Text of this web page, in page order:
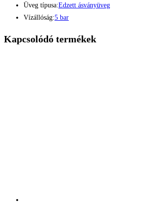
Üveg típusa:Edzett ásványüveg
Vízállóság:5 bar
Kapcsolódó termékek